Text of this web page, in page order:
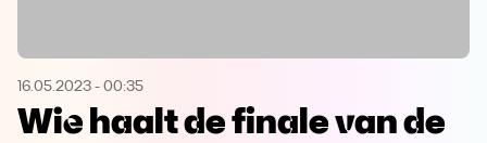
Microsoft Edge Download
16.05.2023 - 00:35
Wie haalt de finale van de